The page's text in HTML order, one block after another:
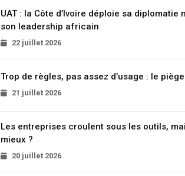
UAT : la Côte d’Ivoire déploie sa
son leadership africain
22 juillet 2026
Trop de règles, pas assez d’usage : le
21 juillet 2026
Les entreprises croulent sous les outils,
mieux ?
20 juillet 2026